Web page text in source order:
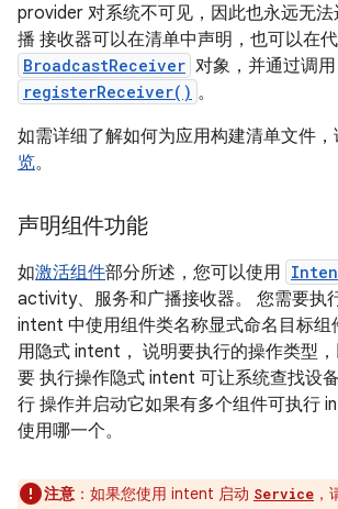
provider 对系统不可见，因此也永远无
播 接收器可以在清单中声明，也可以在
BroadcastReceiver 对象，并通过调用
registerReceiver() 。
如需详细了解如何为应用构建清单文件，
览。
声明组件功能
如激活组件部分所述，您可以使用
activity、服务和广播接收器。 您需要执
intent 中使用组件类名称显式命名目标组
用隐式 intent， 说明要执行的操作类型
要 执行操作隐式 intent 可让系统查找设
行 操作并启动它如果有多个组件可执行
使用哪一个。
注意 ：如果您使用 intent 启动 Service ，